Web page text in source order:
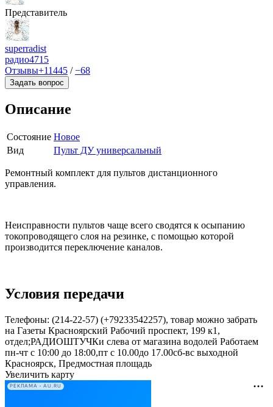
Представитель
superradist
радио4715
Отзывы+11445 /−68
Задать вопрос
Описание
Состояние Новое
Вид
Пульт ДУ универсальный
Ремонтный комплект для пультов дистанционного
управления.
Неисправности пультов чаще всего сводятся к осыпанию
токопроводящего слоя на резинке, с помощью которой
производится переключение каналов.
Условия передачи
Телефоны: (214-22-57) (+79233542257), товар можно забрать
на Газеты Красноярский Рабочий проспект, 199 к1,
отдел;РАДИОШТУЧКи слева от магазина водолей Работаем
пн-чт с 10:00 до 18:00,пт с 10.00до 17.00сб-вс выходной
Красноярск, Предмостная площадь
Увеличить карту
РЕКЛАМА • AU.RU